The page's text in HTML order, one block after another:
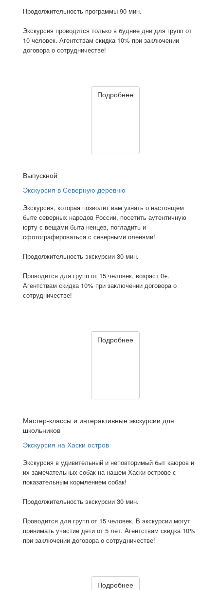
Продолжительность программы 90 мин.
Экскурсия проводится только в будние дни для групп от
10 человек. Агентствам скидка 10% при заключении
договора о сотрудничестве!
Подробнее
Выпускной
Экскурсия в Северную деревню
Экскурсия, которая позволит вам узнать о настоящем
быте северных народов России, посетить аутентичную
юрту с вещами быта ненцев, погладить и
сфотографироваться с северными оленями!
Продолжительность экскурсии 30 мин.
Проводится для групп от 15 человек, возраст 0+.
Агентствам скидка 10% при заключении договора о
сотрудничестве!
Подробнее
Мастер-классы и интерактивные экскурсии для
школьников
Экскурсия на Хаски остров
Экскурсия в удивительный и неповторимый быт каюров и
их замечательных собак на нашем Хаски острове с
показательным кормлением собак!
Продолжительность экскурсии 30 мин.
Проводится для групп от 15 человек. В экскурсии могут
принимать участие дети от 5 лет. Агентствам скидка 10%
при заключении договора о сотрудничестве!
Подробнее